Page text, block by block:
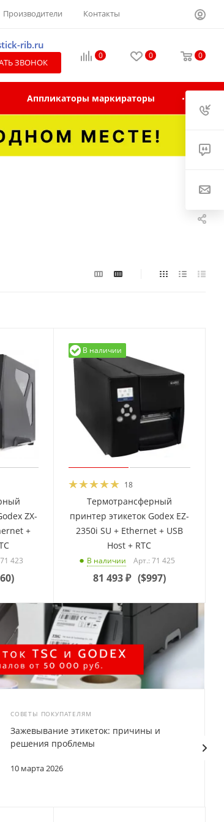
Производители Контакты
rib.ru
ЗАКАЗАТЬ ЗВОНОК
0 0 0
Аппликаторы маркираторы
ZX-
+
423
)
В наличии
18
Термотрансферный
принтер этикеток Godex EZ-
2350i SU + Ethernet + USB
Host + RTC
В наличии Арт.: 71 425
81 493₽ ($997)
СОВЕТЫ ПОКУПАТЕЛЯМ
10 марта 2026
Зажевывание этикеток: причины и
решения проблемы